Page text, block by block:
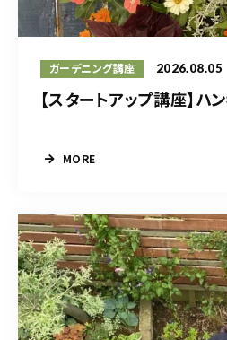
ガーデニング講座 2026.08.05
【スタートアップ講座】ハ
MORE